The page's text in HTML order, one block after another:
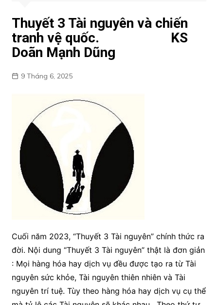
Thuyết 3 Tài nguyên và chiến
tranh vệ quốc. KS
Doãn Mạnh Dũng
9 Tháng 6, 2025
Cuối năm 2023, “Thuyết 3 Tài nguyên” chính thức ra
đời. Nội dung “Thuyết 3 Tài nguyên” thật là đơn giản
: Mọi hàng hóa hay dịch vụ đều được tạo ra từ Tài
nguyên sức khỏe, Tài nguyên thiên nhiên và Tài
nguyên trí tuệ. Tùy theo hàng hóa hay dịch vụ cụ thể